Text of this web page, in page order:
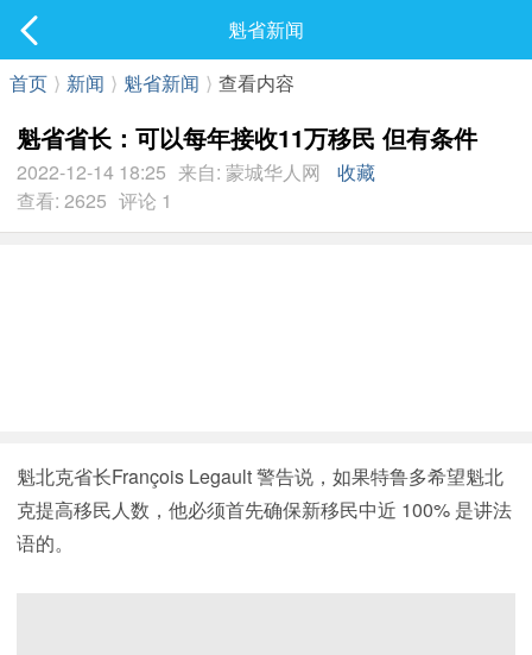
最新发表
魁省新闻
首页 ⟩ 新闻 ⟩ 魁省新闻 ⟩ 查看内容
魁省省长：可以每年接收11万移民 但有条件
2022-12-14 18:25 来自: 蒙城华人网
收藏
查看: 2625 评论 1
魁北克省长François Legault 警告说，如果特鲁多希望魁北
克提高移民人数，他必须首先确保新移民中近 100% 是讲法
语的。